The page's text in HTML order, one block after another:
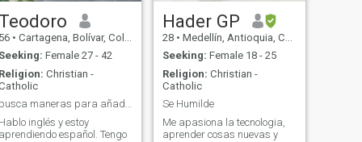
Teodoro
56 • Cartagena, Bolívar, Colombia
Seeking: Female 27 - 42
Religion: Christian -
busca maneras para añadir valor a otras
Hablo inglés y estoy
aprendiendo español. Tengo
Hader GP
28 • Medellín, Antioquia, Colombia
Seeking: Female 18 - 25
Religion: Christian -
Catholic
Se Humilde
Me apasiona la tecnologia,
aprender cosas nuevas y